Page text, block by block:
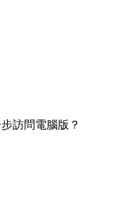
訪問電腦版？